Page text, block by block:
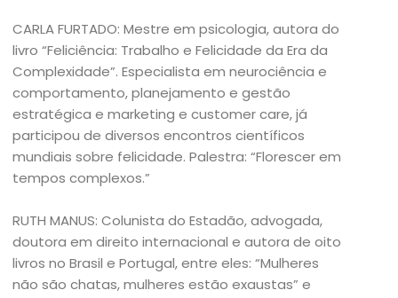
CARLA FURTADO: Mestre em psicologia, autora do
livro “Feliciência: Trabalho e Felicidade da Era da
Complexidade”. Especialista em neurociência e
comportamento, planejamento e gestão
estratégica e marketing e customer care, já
participou de diversos encontros científicos
mundiais sobre felicidade. Palestra: “Florescer em
tempos complexos.”
RUTH MANUS: Colunista do Estadão, advogada,
doutora em direito internacional e autora de oito
livros no Brasil e Portugal, entre eles: “Mulheres
não são chatas, mulheres estão exaustas” e